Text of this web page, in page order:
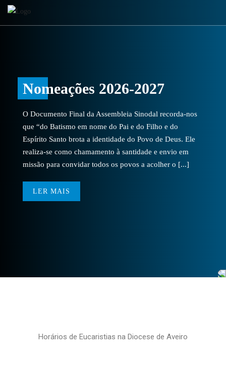
Nomeações 2026-2027
O Documento Final da Assembleia Sinodal recorda-nos
que “do Batismo em nome do Pai e do Filho e do
Espírito Santo brota a identidade do Povo de Deus. Ele
realiza-se como chamamento à santidade e envio em
missão para convidar todos os povos a acolher o [...]
LER MAIS
Horários de Eucaristias na Diocese de Aveiro